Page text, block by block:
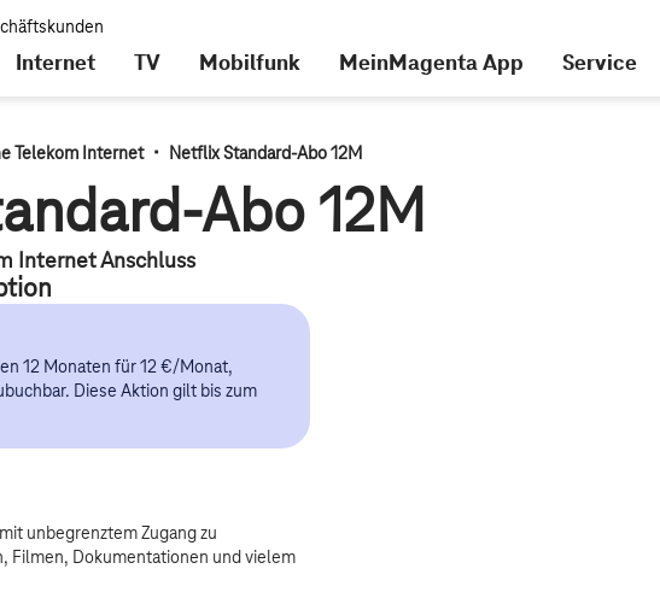
Internet TV Mobilfunk MeinMagenta App Service
Telekom Internet · Netflix Standard-Abo 12M
Abo 12M
Internet Anschluss